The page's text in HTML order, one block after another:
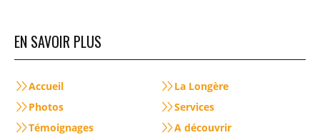
EN SAVOIR PLUS
Accueil
La Longère
Photos
Services
Témoignages
A découvrir